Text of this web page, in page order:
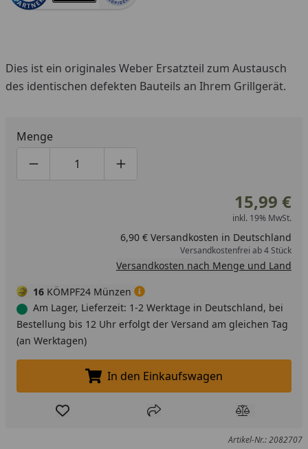
Dies ist ein originales Weber Ersatzteil zum Austausch
des identischen defekten Bauteils an Ihrem Grillgerät.
Menge
Produktmenge um eins verringern
Produktmenge manuell eingeben
Produktmenge um eins erhöhen
15,99 €
inkl. 19% MwSt.
6,90 € Versandkosten in Deutschland
Versandkostenfrei ab 4 Stück
Versandkosten nach Menge und Land
16 KÖMPF24 Münzen
Am Lager, Lieferzeit: 1-2 Werktage in Deutschland, bei
Bestellung bis 12 Uhr erfolgt der Versand am gleichen Tag
(an Werktagen)
In den Einkaufswagen legen
In den Einkaufswagen
Produkt zur Wunschliste hinzufügen
Teilen Produkt
Artikel-Nr.: 2082707